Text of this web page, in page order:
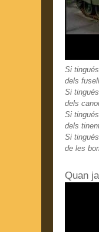
Si
dels
Si
dels
Si
dels
Si
de les
Quan